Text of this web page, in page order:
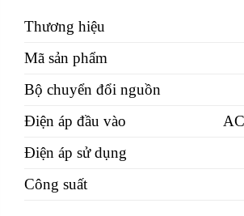
Thương hiệu
Mã sản phẩm
Bộ chuyển đổi nguồn
Điện áp đầu vào
Điện áp sử dụng
Công suất